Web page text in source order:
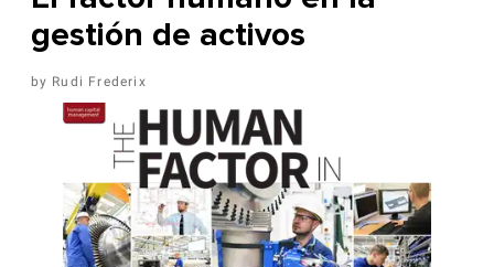
gestión de activos
Rudi Frederix